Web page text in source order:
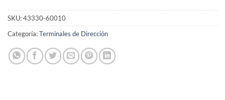
SKU:43330-60010
Categoría:Terminales de Dirección